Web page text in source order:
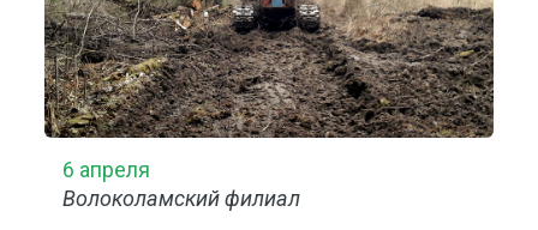
6 апреля
Волоколамский филиал